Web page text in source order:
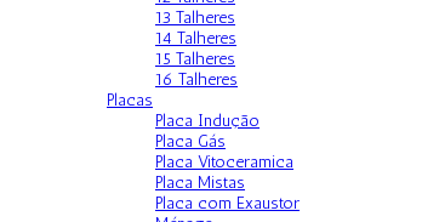
13 Talheres
14 Talheres
15 Talheres
16 Talheres
Placas
Placa Indução
Placa Gás
Placa Vitoceramica
Placa Mistas
Placa com Exaustor